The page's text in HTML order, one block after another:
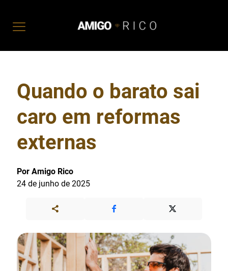
Quando o barato sai
caro em reformas
externas
Por Amigo Rico
24 de junho de 2025